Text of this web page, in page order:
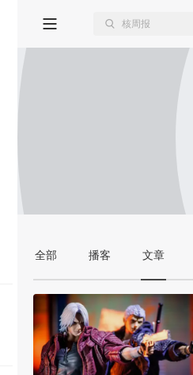
全部 播客 文章